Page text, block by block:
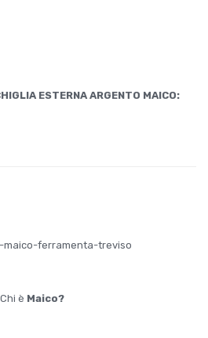
ESTERNA ARGENTO MAICO:
Chi è Maico?